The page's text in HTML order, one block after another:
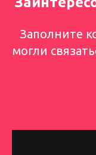
Заполните
могли